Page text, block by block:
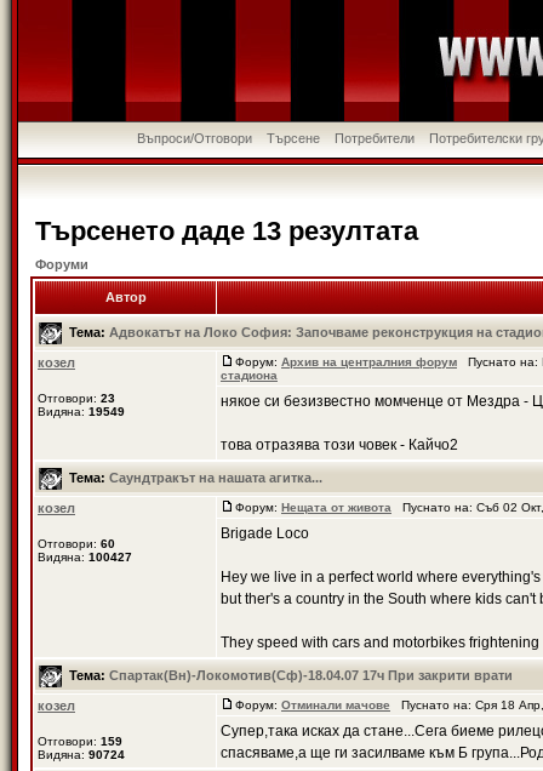
Въпроси/Отговори Търсене Потребители Потребителски
Търсенето даде 13 резултата
Форуми
Автор
Тема: Адвокатът на Локо София: Започваме реконструкция на
козел
Отговори: 23
Видяна: 19549
Форум: Архив на централния форум Пуснато на:
стадиона
някое си безизвестно момченце от Мездра -
това отразява този човек - Кайчо2
Тема: Саундтракът на нашата агитка...
козел
Отговори: 60
Видяна: 100427
Форум: Нещата от живота Пуснато на: Съб 02
Brigade Loco
Hey we live in a perfect world where
but ther's a country in the South where kids can't
They speed with cars and motorbikes frightening
Тема: Спартак(Вн)-Локомотив(Сф)-18.04.07 17ч При закрити врати
козел
Отговори: 159
Видяна: 90724
Форум: Отминали мачове Пуснато на: Сря 18
Супер,така исках да стане...Сега биеме
спасяваме,а ще ги засилваме към Б